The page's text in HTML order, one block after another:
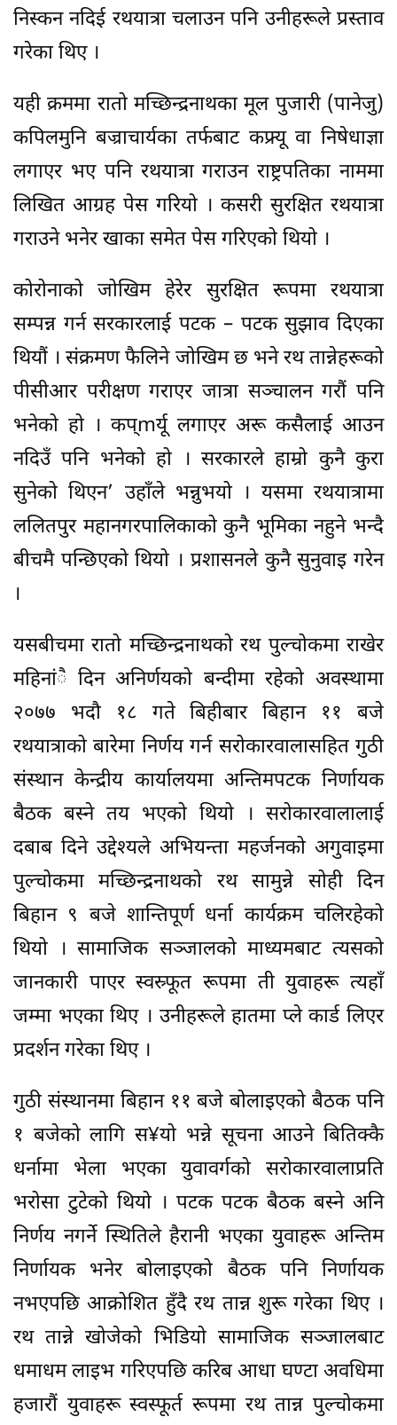
निस्कन नदिई रथयात्रा चलाउन पनि उनीहरूले प्रस्ताव
गरेका थिए ।
यही क्रममा रातो मच्छिन्द्रनाथका मूल पुजारी (पानेजु)
कपिलमुनि बज्राचार्यका तर्फबाट कफ्र्यू वा निषेधाज्ञा
लगाएर भए पनि रथयात्रा गराउन राष्ट्रपतिका नाममा
लिखित आग्रह पेस गरियो । कसरी सुरक्षित रथयात्रा
गराउने भनेर खाका समेत पेस गरिएको थियो ।
कोरोनाको जोखिम हेरेर सुरक्षित रूपमा रथयात्रा
सम्पन्न गर्न सरकारलाई पटक – पटक सुझाव दिएका
थियौं । संक्रमण फैलिने जोखिम छ भने रथ तान्नेहरूको
पीसीआर परीक्षण गराएर जात्रा सञ्चालन गरौं पनि
भनेको हो । कप्mर्यू लगाएर अरू कसैलाई आउन
नदिउँ पनि भनेको हो । सरकारले हाम्रो कुनै कुरा
सुनेको थिएन’ उहाँले भन्नुभयो । यसमा रथयात्रामा
ललितपुर महानगरपालिकाको कुनै भूमिका नहुने भन्दै
बीचमै पन्छिएको थियो । प्रशासनले कुनै सुनुवाइ गरेन
।
यसबीचमा रातो मच्छिन्द्रनाथको रथ पुल्चोकमा राखेर
महिनांै दिन अनिर्णयको बन्दीमा रहेको अवस्थामा
२०७७ भदौ १८ गते बिहीबार बिहान ११ बजे
रथयात्राको बारेमा निर्णय गर्न सरोकारवालासहित गुठी
संस्थान केन्द्रीय कार्यालयमा अन्तिमपटक निर्णायक
बैठक बस्ने तय भएको थियो । सरोकारवालालाई
दबाब दिने उद्देश्यले अभियन्ता महर्जनको अगुवाइमा
पुल्चोकमा मच्छिन्द्रनाथको रथ सामुन्ने सोही दिन
बिहान ९ बजे शान्तिपूर्ण धर्ना कार्यक्रम चलिरहेको
थियो । सामाजिक सञ्जालको माध्यमबाट त्यसको
जानकारी पाएर स्वस्र्फूत रूपमा ती युवाहरू त्यहाँ
जम्मा भएका थिए । उनीहरूले हातमा प्ले कार्ड लिएर
प्रदर्शन गरेका थिए ।
गुठी संस्थानमा बिहान ११ बजे बोलाइएको बैठक पनि
१ बजेको लागि स¥यो भन्ने सूचना आउने बितिक्कै
धर्नामा भेला भएका युवावर्गको सरोकारवालाप्रति
भरोसा टुटेको थियो । पटक पटक बैठक बस्ने अनि
निर्णय नगर्ने स्थितिले हैरानी भएका युवाहरू अन्तिम
निर्णायक भनेर बोलाइएको बैठक पनि निर्णायक
नभएपछि आक्रोशित हुँदै रथ तान्न शुरू गरेका थिए ।
रथ तान्ने खोजेको भिडियो सामाजिक सञ्जालबाट
धमाधम लाइभ गरिएपछि करिब आधा घण्टा अवधिमा
हजारौं युवाहरू स्वस्फूर्त रूपमा रथ तान्न पुल्चोकमा